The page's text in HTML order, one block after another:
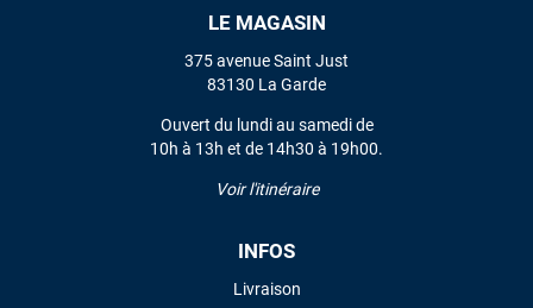
LE MAGASIN
375 avenue Saint Just
83130 La Garde
Ouvert du lundi au samedi de
10h à 13h et de 14h30 à 19h00.
Voir l'itinéraire
INFOS
Livraison
VOIR TOUS LES AVIS